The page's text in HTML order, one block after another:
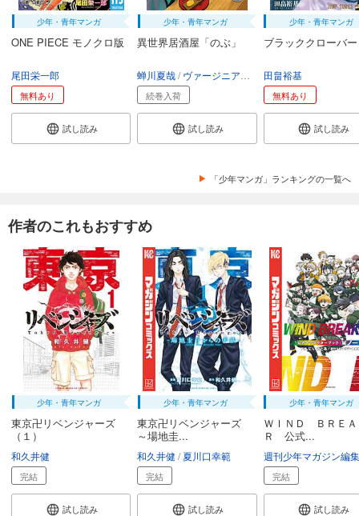
少年・青年マンガ
ONE PIECE モノクロ版
尾田栄一郎
無料あり
試し読み
少年・青年マンガ
異世界居酒屋「のぶ」
蝉川夏哉 ヴァージニア二等兵 転
続巻入荷
試し読み
少年・青年マンガ
ブラッククローバー
田畠裕基
無料あり
試し読み
「少年マンガ」ランキングの一覧へ
作者のこれもおすすめ
少年・青年マンガ
東京卍リベンジャーズ
（１）
和久井健
完結
試し読み
少年・青年マンガ
東京卍リベンジャーズ
～場地圭...
和久井健 夏川口幸範
完結
試し読み
少年・青年マンガ
ＷＩＮＤ ＢＲＥＡ
Ｒ 公式...
完結
試し読み